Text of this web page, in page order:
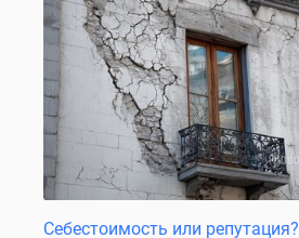
Панорамы
комнатные
Субсидированная
застройщиком
эксперта
ИпотечныйСебестоимость или репутация?